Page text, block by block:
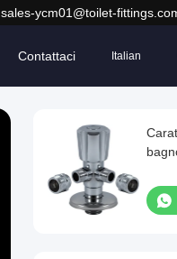
sales-ycm01@toilet-
Contattaci Italian